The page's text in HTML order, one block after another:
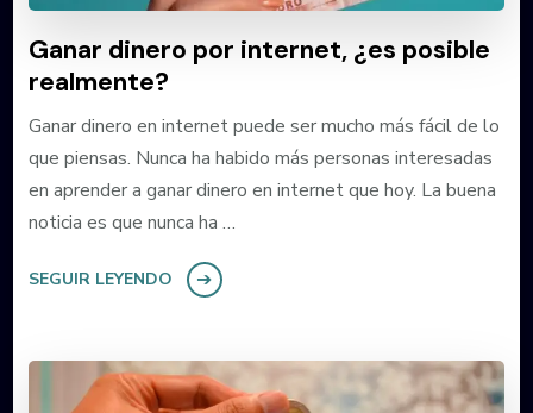
Ganar dinero por internet, ¿es posible
realmente?
Ganar dinero en internet puede ser mucho más fácil de lo
que piensas. Nunca ha habido más personas interesadas
en aprender a ganar dinero en internet que hoy. La buena
noticia es que nunca ha …
SEGUIR LEYENDO